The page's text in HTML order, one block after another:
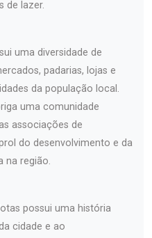
de lazer.
uma diversidade de
padarias, lojas e
da população local.
uma comunidade
associações de
do desenvolvimento e da
na região.
possui uma história
cidade e ao